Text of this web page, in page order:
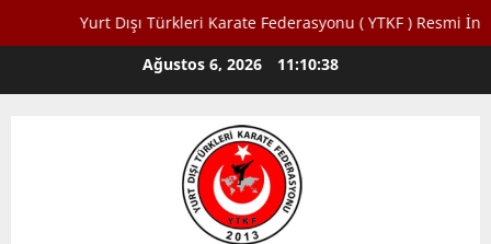
Yurt Dışı Türkleri Karate Federasyonu ( YTKF ) Resmi İnternet
Ağustos 6, 2026 11:10:39